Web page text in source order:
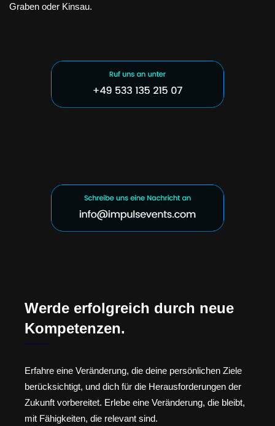
Graben oder Kinsau.
Werde erfolgreich durch neue
Kompetenzen.
Erfahre eine Veränderung, die deine persönlichen Ziele
berücksichtigt, und dich für die Herausforderungen der
Zukunft vorbereitet. Erlebe eine Veränderung, die bleibt,
mit Fähigkeiten, die relevant sind.